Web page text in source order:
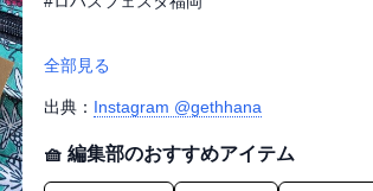
全部見る
出典： Instagram @gethhana
🧺 編集部のおすすめアイテム